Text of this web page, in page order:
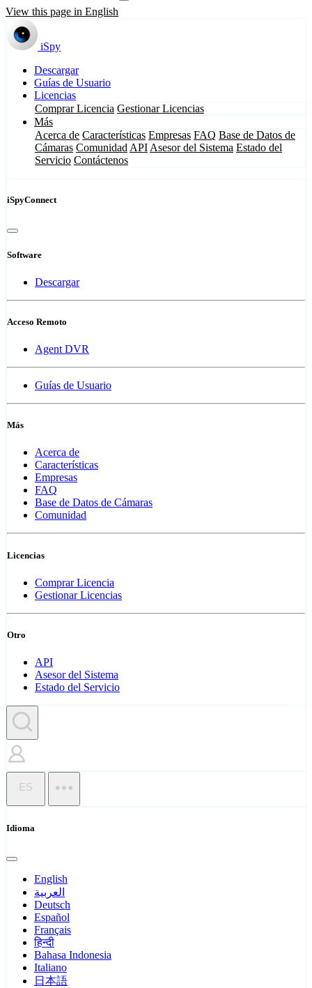
View this page in English
iSpy
Descargar
Guías de Usuario
Licencias
Comprar Licencia Gestionar Licencias
Más
Acerca de Características Empresas FAQ Base de Datos de
Cámaras Comunidad API Asesor del Sistema Estado del
Servicio Contáctenos
iSpyConnect
Software
Descargar
Acceso Remoto
Agent DVR
Guías de Usuario
Más
Acerca de
Características
Empresas
FAQ
Base de Datos de Cámaras
Comunidad
Licencias
Comprar Licencia
Gestionar Licencias
Otro
API
Asesor del Sistema
Estado del Servicio
ES
Idioma
English
العربية
Deutsch
Español
Français
हिन्दी
Bahasa Indonesia
Italiano
日本語